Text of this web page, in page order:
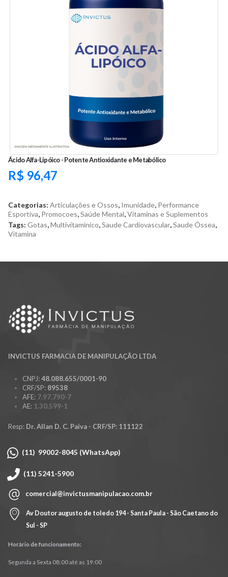
Ácido Alfa-Lipóico - Potente Antioxidante e Metabólico
R$ 96,47
Categorias: Articulações e Ossos, Imunidade, Performance
Esportiva, Promocoes,Saúde Mental,Vitaminas e Suplementos
Tags: Gotas,Multivítaminico,Saude Cardiovascular,Saude Óssea,
Vitamina
INVICTUS FARMACIA DE MANIPULAÇÃO LTDA
CNPJ:48.088.655/0001-90
CRF/SP: 89538
AFE: 7.97.790-7
AE: 1.30.599-1
Resp: Dr. Allan D. C. Paiva - CRF/SP: 111122
(11) 99002-8045 (WhatsApp)
(11) 5241-5900
comercial@invictusmanipulacao.com.br
Av Doutor augusto de toledo 194 - Santa Paula - São Caetano do
Sul - SP
Horário de funcionamento:
Segunda a Sexta 08:00 até as 19:00